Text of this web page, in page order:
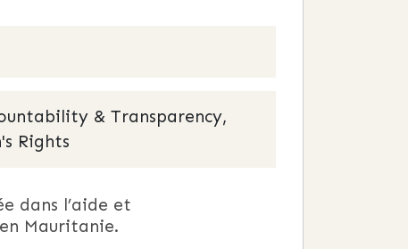
& Transparency,
Rights
dans l’aide et
Mauritanie.